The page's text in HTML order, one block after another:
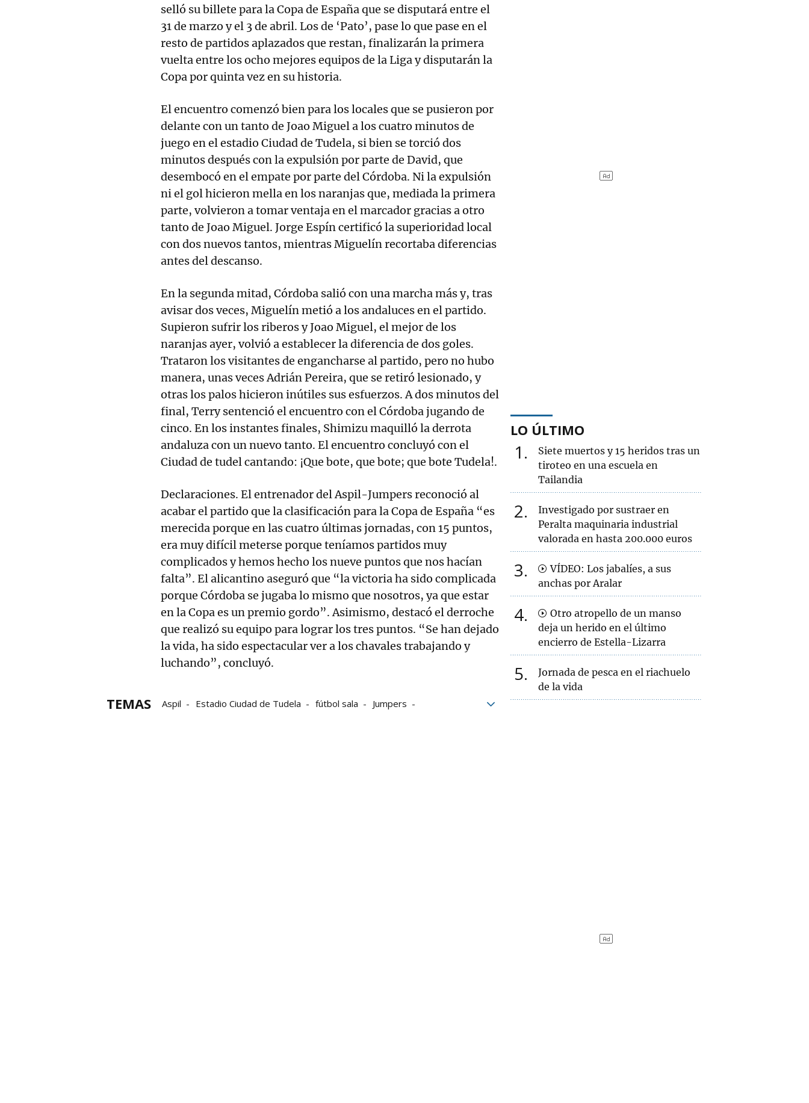
selló su billete para la Copa de España que se disputará entre el
31 de marzo y el 3 de abril. Los de ‘Pato’, pase lo que pase en el
resto de partidos aplazados que restan, finalizarán la primera
vuelta entre los ocho mejores equipos de la Liga y disputarán la
Copa por quinta vez en su historia.
El encuentro comenzó bien para los locales que se pusieron por
delante con un tanto de Joao Miguel a los cuatro minutos de
juego en el estadio Ciudad de Tudela, si bien se torció dos
minutos después con la expulsión por parte de David, que
desembocó en el empate por parte del Córdoba. Ni la expulsión
ni el gol hicieron mella en los naranjas que, mediada la primera
parte, volvieron a tomar ventaja en el marcador gracias a otro
tanto de Joao Miguel. Jorge Espín certificó la superioridad local
con dos nuevos tantos, mientras Miguelín recortaba diferencias
antes del descanso.
En la segunda mitad, Córdoba salió con una marcha más y, tras
avisar dos veces, Miguelín metió a los andaluces en el partido.
Supieron sufrir los riberos y Joao Miguel, el mejor de los
naranjas ayer, volvió a establecer la diferencia de dos goles.
Trataron los visitantes de engancharse al partido, pero no hubo
manera, unas veces Adrián Pereira, que se retiró lesionado, y
otras los palos hicieron inútiles sus esfuerzos. A dos minutos del
final, Terry sentenció el encuentro con el Córdoba jugando de
cinco. En los instantes finales, Shimizu maquilló la derrota
andaluza con un nuevo tanto. El encuentro concluyó con el
Ciudad de tudel cantando: ¡Que bote, que bote; que bote Tudela!.
Declaraciones. El entrenador del Aspil-Jumpers reconoció al
acabar el partido que la clasificación para la Copa de España “es
merecida porque en las cuatro últimas jornadas, con 15 puntos,
era muy difícil meterse porque teníamos partidos muy
complicados y hemos hecho los nueve puntos que nos hacían
falta”. El alicantino aseguró que “la victoria ha sido complicada
porque Córdoba se jugaba lo mismo que nosotros, ya que estar
en la Copa es un premio gordo”. Asimismo, destacó el derroche
que realizó su equipo para lograr los tres puntos. “Se han dejado
la vida, ha sido espectacular ver a los chavales trabajando y
luchando”, concluyó.
TEMAS Aspil Estadio Ciudad de Tudela fútbol sala
Jumpers
LO ÚLTIMO
1
Siete muertos y 15 heridos tras un
tiroteo en una escuela en
Tailandia
2
Investigado por sustraer en
Peralta maquinaria industrial
valorada en hasta 200.000 euros
3
VÍDEO: Los jabalíes, a sus
anchas por Aralar
4
Otro atropello de un manso
deja un herido en el último
encierro de Estella-Lizarra
5
Jornada de pesca en el riachuelo
de la vida